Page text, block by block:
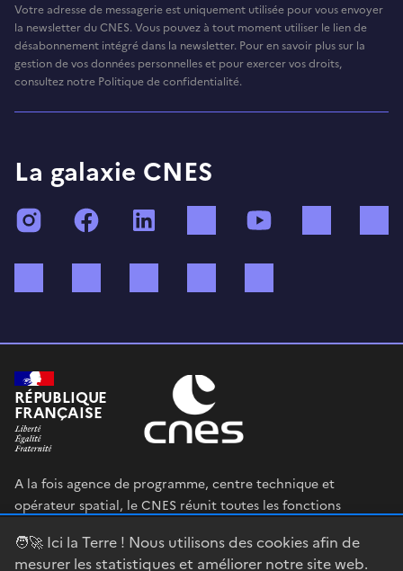
🧑‍🚀 Ici la Terre ! Nous utilisons des cookies afin de
mesurer les statistiques et améliorer notre site web.
Votre adresse de messagerie est uniquement utilisée pour vous envoyer
la newsletter du CNES. Vous pouvez à tout moment utiliser le lien de
désabonnement intégré dans la newsletter. Pour en savoir plus sur la
gestion de vos données personnelles et pour exercer vos droits,
consultez notre Politique de confidentialité.
La galaxie CNES
InstagramFacebook TikTok
RÉPUBLIQUE
FRANÇAISE
A la fois agence de programme, centre technique et
opérateur spatial, le CNES réunit toutes les fonctions
en œuvre sa stratégie spatiale.